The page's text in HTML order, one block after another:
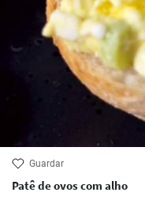
Guardar
Patê de ovos com alho